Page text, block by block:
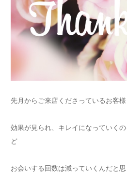
先月からご来店くださっているお客様
効果が見られ、キレイになっていく
ど
お会いする回数は減っていくんだと思